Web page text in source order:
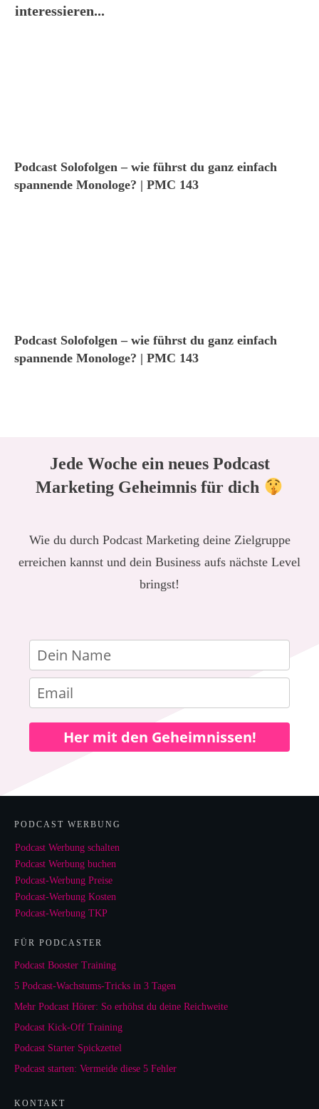
interessieren...
Podcast Solofolgen – wie führst du ganz einfach
spannende Monologe? | PMC 143
Podcast Solofolgen – wie führst du ganz einfach
spannende Monologe? | PMC 143
Jede Woche ein neues Podcast
Marketing Geheimnis für dich
Wie du durch Podcast Marketing deine Zielgruppe
erreichen kannst und dein Business aufs nächste Level
bringst!
Her mit den Geheimnissen!
PODCAST WERBUNG
Podcast Werbung schalten
Podcast Werbung buchen
Podcast-Werbung Preise
Podcast-Werbung Kosten
Podcast-Werbung TKP
FÜR PODCASTER
Podcast Booster Training
5 Podcast-Wachstums-Tricks in 3 Tagen
Mehr Podcast Hörer: So erhöhst du deine Reichweite
Podcast Kick-Off Training
Podcast Starter Spickzettel
Podcast starten: Vermeide diese 5 Fehler
KONTAKT